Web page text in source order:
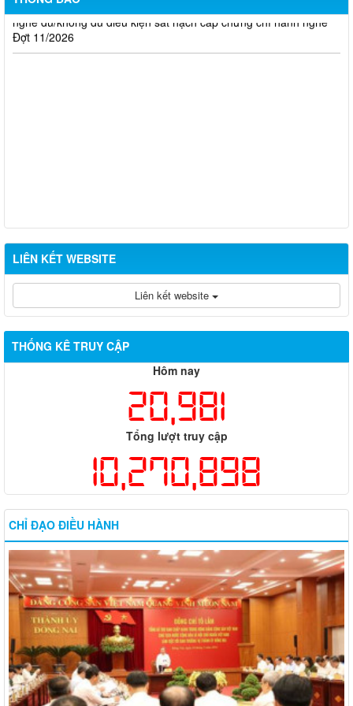
nghề đủ/không đủ điều kiện sát hạch cấp chứng chỉ hành nghề
Đợt 11/2026
LIÊN KẾT WEBSITE
Liên kết website
THỐNG KÊ TRUY CẬP
Hôm nay
20,981
Tổng lượt truy cập
10,270,898
CHỈ ĐẠO ĐIỀU HÀNH